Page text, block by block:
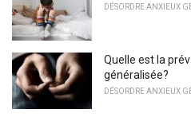
DÉSORDRE ANXIEUX
Quelle est la
généralisée?
DÉSORDRE ANXIEUX